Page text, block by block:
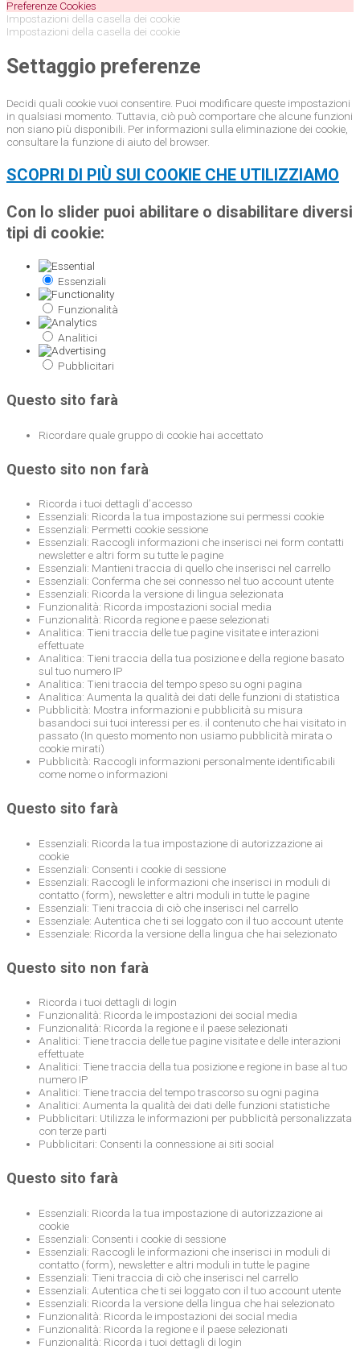
Preferenze Cookies
Impostazioni della casella dei cookie
Impostazioni della casella dei cookie
Settaggio preferenze
Decidi quali cookie vuoi consentire. Puoi modificare queste impostazioni
in qualsiasi momento. Tuttavia, ciò può comportare che alcune funzioni
non siano più disponibili. Per informazioni sulla eliminazione dei cookie,
consultare la funzione di aiuto del browser.
SCOPRI DI PIÙ SUI COOKIE CHE UTILIZZIAMO
Con lo slider puoi abilitare o disabilitare diversi
tipi di cookie:
Essenziali
Funzionalità
Analitici
Pubblicitari
Questo sito farà
Ricordare quale gruppo di cookie hai accettato
Questo sito non farà
Ricorda i tuoi dettagli d’accesso
Essenziali: Ricorda la tua impostazione sui permessi cookie
Essenziali: Permetti cookie sessione
Essenziali: Raccogli informazioni che inserisci nei form contatti
newsletter e altri form su tutte le pagine
Essenziali: Mantieni traccia di quello che inserisci nel carrello
Essenziali: Conferma che sei connesso nel tuo account utente
Essenziali: Ricorda la versione di lingua selezionata
Funzionalità: Ricorda impostazioni social media
Funzionalità: Ricorda regione e paese selezionati
Analitica: Tieni traccia delle tue pagine visitate e interazioni
effettuate
Analitica: Tieni traccia della tua posizione e della regione basato
sul tuo numero IP
Analitica: Tieni traccia del tempo speso su ogni pagina
Analitica: Aumenta la qualità dei dati delle funzioni di statistica
Pubblicità: Mostra informazioni e pubblicità su misura
basandoci sui tuoi interessi per es. il contenuto che hai visitato in
passato (In questo momento non usiamo pubblicità mirata o
cookie mirati)
Pubblicità: Raccogli informazioni personalmente identificabili
come nome o informazioni
Questo sito farà
Essenziali: Ricorda la tua impostazione di autorizzazione ai
cookie
Essenziali: Consenti i cookie di sessione
Essenziali: Raccogli le informazioni che inserisci in moduli di
contatto (form), newsletter e altri moduli in tutte le pagine
Essenziali: Tieni traccia di ciò che inserisci nel carrello
Essenziale: Autentica che ti sei loggato con il tuo account utente
Essenziale: Ricorda la versione della lingua che hai selezionato
Questo sito non farà
Ricorda i tuoi dettagli di login
Funzionalità: Ricorda le impostazioni dei social media
Funzionalità: Ricorda la regione e il paese selezionati
Analitici: Tiene traccia delle tue pagine visitate e delle interazioni
effettuate
Analitici: Tiene traccia della tua posizione e regione in base al tuo
numero IP
Analitici: Tiene traccia del tempo trascorso su ogni pagina
Analitici: Aumenta la qualità dei dati delle funzioni statistiche
Pubblicitari: Utilizza le informazioni per pubblicità personalizzata
con terze parti
Pubblicitari: Consenti la connessione ai siti social
Questo sito farà
Essenziali: Ricorda la tua impostazione di autorizzazione ai
cookie
Essenziali: Consenti i cookie di sessione
Essenziali: Raccogli le informazioni che inserisci in moduli di
contatto (form), newsletter e altri moduli in tutte le pagine
Essenziali: Tieni traccia di ciò che inserisci nel carrello
Essenziali: Autentica che ti sei loggato con il tuo account utente
Essenziali: Ricorda la versione della lingua che hai selezionato
Funzionalità: Ricorda le impostazioni dei social media
Funzionalità: Ricorda la regione e il paese selezionati
Funzionalità: Ricorda i tuoi dettagli di login